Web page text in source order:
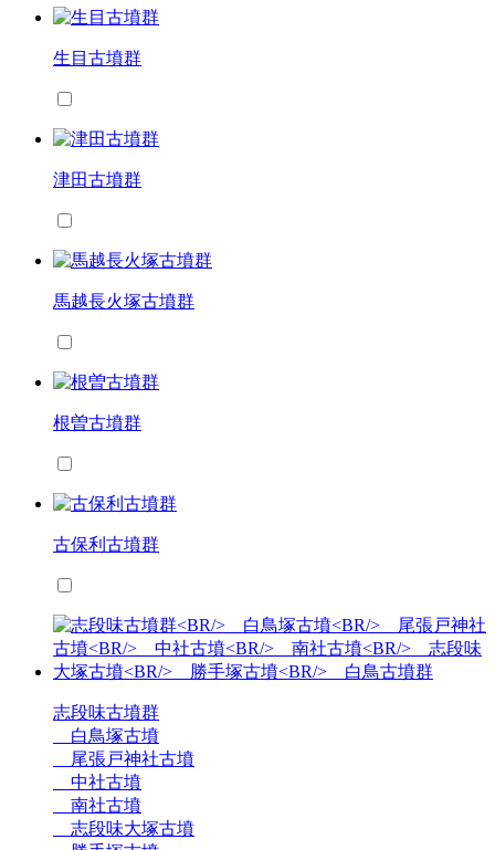
生目古墳群
津田古墳群
馬越長火塚古墳群
根曽古墳群
古保利古墳群
志段味古墳群
白鳥塚古墳
尾張戸神社古墳
中社古墳
南社古墳
志段味大塚古墳